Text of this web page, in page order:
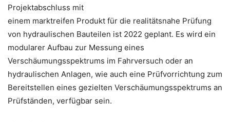
Projektabschluss mit
einem marktreifen Produkt für die realitätsnahe Prüfung
von hydraulischen Bauteilen ist 2022 geplant. Es wird ein
modularer Aufbau zur Messung eines
Verschäumungsspektrums im Fahrversuch oder an
hydraulischen Anlagen, wie auch eine Prüfvorrichtung zum
Bereitstellen eines gezielten Verschäumungsspektrums an
Prüfständen, verfügbar sein.